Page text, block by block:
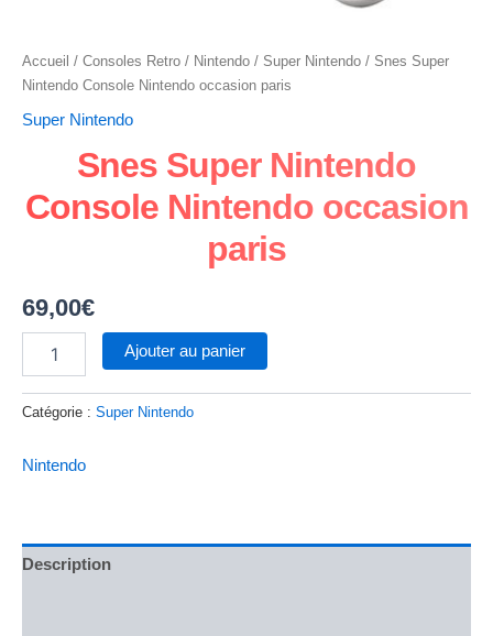
Accueil / Consoles Retro / Nintendo / Super Nintendo / Snes Super
Nintendo Console Nintendo occasion paris
Super Nintendo
Snes Super Nintendo
Console Nintendo occasion
paris
69,00€
Ajouter au panier
Catégorie : Super Nintendo
Nintendo
Description